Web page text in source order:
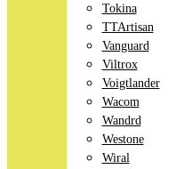
Tokina
TTArtisan
Vanguard
Viltrox
Voigtlander
Wacom
Wandrd
Westone
Wiral